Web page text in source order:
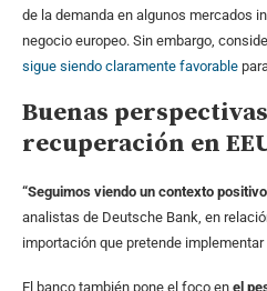
de la demanda en algunos mercados
negocio europeo. Sin embargo,
sigue siendo claramente favorable
Buenas
recuperación en
“Seguimos viendo un contexto
analistas de Deutsche Bank, en
importación que pretende implementar
El banco también pone el foco en el